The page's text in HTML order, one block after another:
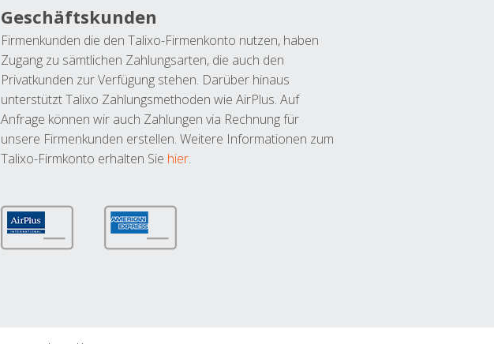
Geschäftskunden
Firmenkunden die den Talixo-Firmenkonto nutzen, haben
Zugang zu sämtlichen Zahlungsarten, die auch den
Privatkunden zur Verfügung stehen. Darüber hinaus
unterstützt Talixo Zahlungsmethoden wie AirPlus. Auf
Anfrage können wir auch Zahlungen via Rechnung für
unsere Firmenkunden erstellen. Weitere Informationen zum
Talixo-Firmkonto erhalten Sie hier.